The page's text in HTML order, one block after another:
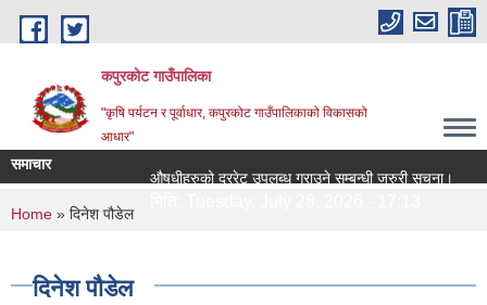
Skip to main content
कपुरकोट गाउँपालिका
"कृषि पर्यटन र पूर्वाधार, कपुरकोट गाउँपालिकाको विकासको
आधार"
समाचार
औषधीहरुको दररेट उपलब्ध गराउने सम्बन्धी जरुरी सूचना।
मिति:
You are here
Home » दिनेश पौडेल
दिनेश पौडेल